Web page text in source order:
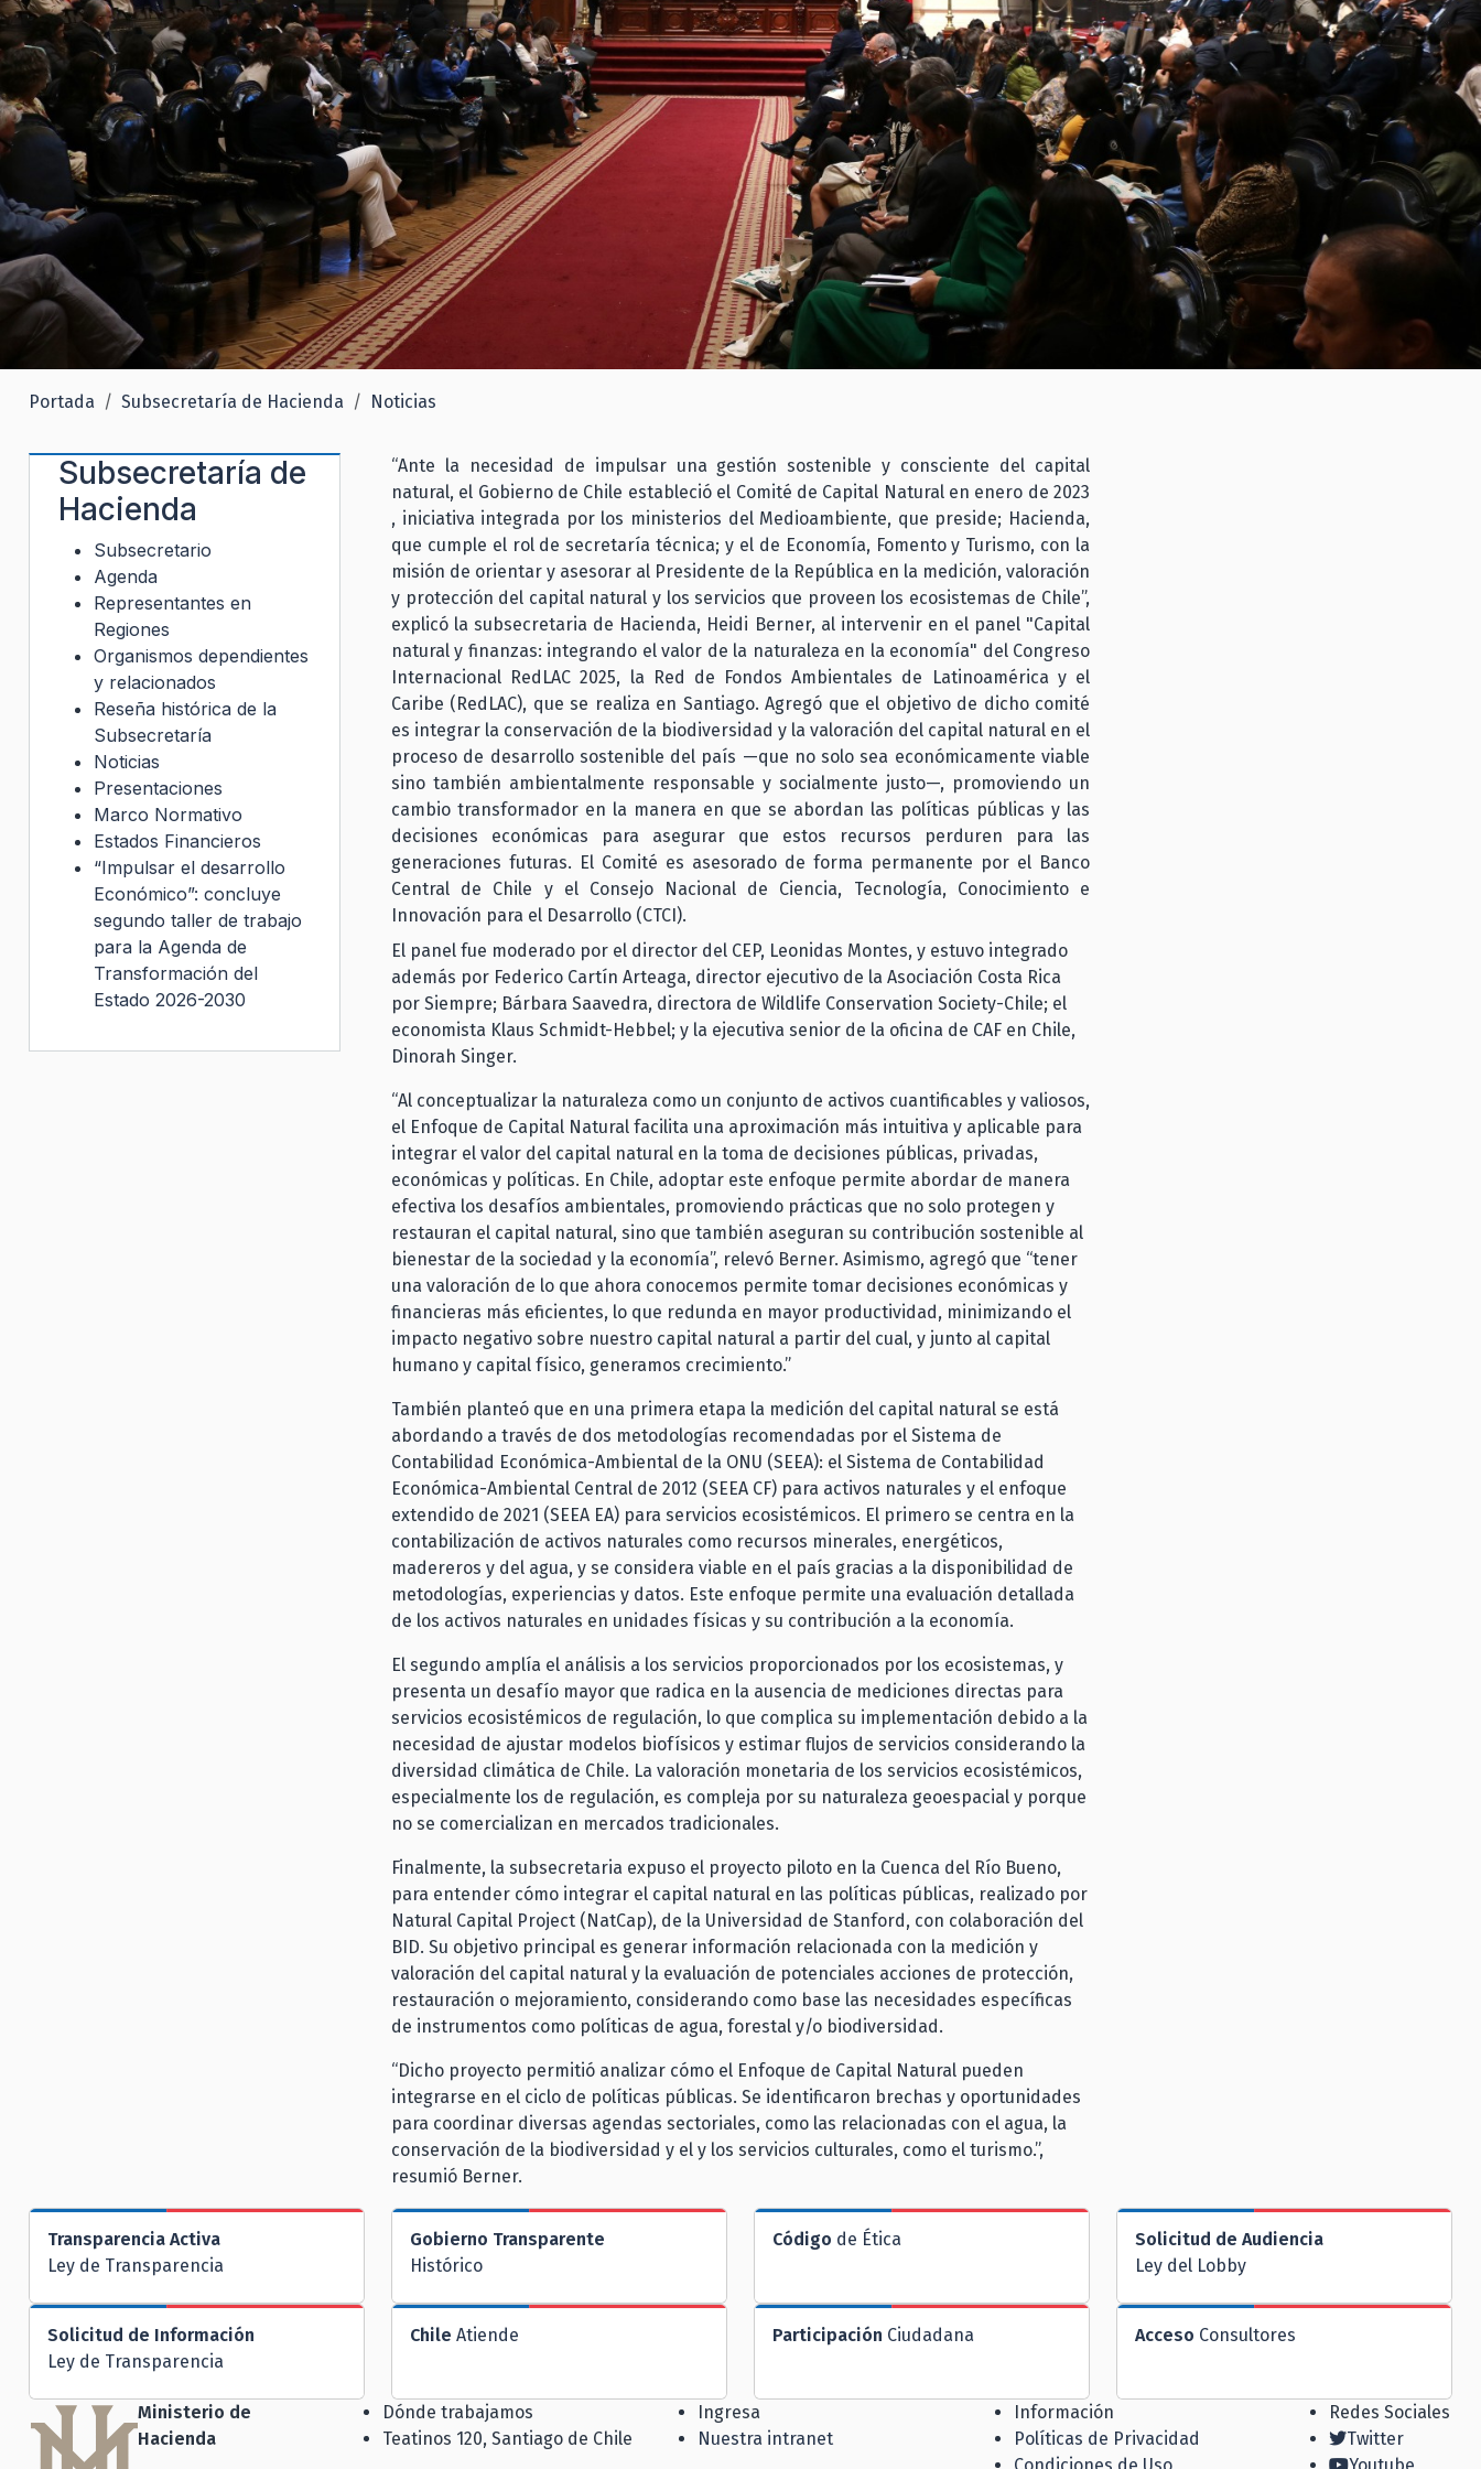
Portada Subsecretaría de Hacienda Noticias
“Ante la necesidad de impulsar una gestión sostenible y consciente del capital
natural, el Gobierno de Chile estableció el Comité de Capital Natural en enero de 2023
, iniciativa integrada por los ministerios del Medioambiente, que preside; Hacienda,
que cumple el rol de secretaría técnica; y el de Economía, Fomento y Turismo, con la
misión de orientar y asesorar al Presidente de la República en la medición, valoración
y protección del capital natural y los servicios que proveen los ecosistemas de Chile”,
explicó la subsecretaria de Hacienda, Heidi Berner, al intervenir en el panel "Capital
natural y finanzas: integrando el valor de la naturaleza en la economía" del Congreso
Internacional RedLAC 2025, la Red de Fondos Ambientales de Latinoamérica y el
Caribe (RedLAC), que se realiza en Santiago. Agregó que el objetivo de dicho comité
es integrar la conservación de la biodiversidad y la valoración del capital natural en el
proceso de desarrollo sostenible del país —que no solo sea económicamente viable
sino también ambientalmente responsable y socialmente justo—, promoviendo un
cambio transformador en la manera en que se abordan las políticas públicas y las
decisiones económicas para asegurar que estos recursos perduren para las
generaciones futuras. El Comité es asesorado de forma permanente por el Banco
Central de Chile y el Consejo Nacional de Ciencia, Tecnología, Conocimiento e
Innovación para el Desarrollo (CTCI).
El panel fue moderado por el director del CEP, Leonidas Montes, y estuvo integrado
además por Federico Cartín Arteaga, director ejecutivo de la Asociación Costa Rica
por Siempre; Bárbara Saavedra, directora de Wildlife Conservation Society-Chile; el
economista Klaus Schmidt-Hebbel; y la ejecutiva senior de la oficina de CAF en Chile,
Dinorah Singer.
“Al conceptualizar la naturaleza como un conjunto de activos cuantificables y valiosos,
el Enfoque de Capital Natural facilita una aproximación más intuitiva y aplicable para
integrar el valor del capital natural en la toma de decisiones públicas, privadas,
económicas y políticas. En Chile, adoptar este enfoque permite abordar de manera
efectiva los desafíos ambientales, promoviendo prácticas que no solo protegen y
restauran el capital natural, sino que también aseguran su contribución sostenible al
bienestar de la sociedad y la economía”, relevó Berner. Asimismo, agregó que “tener
una valoración de lo que ahora conocemos permite tomar decisiones económicas y
financieras más eficientes, lo que redunda en mayor productividad, minimizando el
impacto negativo sobre nuestro capital natural a partir del cual, y junto al capital
humano y capital físico, generamos crecimiento.”
También planteó que en una primera etapa la medición del capital natural se está
abordando a través de dos metodologías recomendadas por el Sistema de
Contabilidad Económica-Ambiental de la ONU (SEEA): el Sistema de Contabilidad
Económica-Ambiental Central de 2012 (SEEA CF) para activos naturales y el enfoque
extendido de 2021 (SEEA EA) para servicios ecosistémicos. El primero se centra en la
contabilización de activos naturales como recursos minerales, energéticos,
madereros y del agua, y se considera viable en el país gracias a la disponibilidad de
metodologías, experiencias y datos. Este enfoque permite una evaluación detallada
de los activos naturales en unidades físicas y su contribución a la economía.
El segundo amplía el análisis a los servicios proporcionados por los ecosistemas, y
presenta un desafío mayor que radica en la ausencia de mediciones directas para
servicios ecosistémicos de regulación, lo que complica su implementación debido a la
necesidad de ajustar modelos biofísicos y estimar flujos de servicios considerando la
diversidad climática de Chile. La valoración monetaria de los servicios ecosistémicos,
especialmente los de regulación, es compleja por su naturaleza geoespacial y porque
no se comercializan en mercados tradicionales.
Finalmente, la subsecretaria expuso el proyecto piloto en la Cuenca del Río Bueno,
para entender cómo integrar el capital natural en las políticas públicas, realizado por
Natural Capital Project (NatCap), de la Universidad de Stanford, con colaboración del
BID. Su objetivo principal es generar información relacionada con la medición y
valoración del capital natural y la evaluación de potenciales acciones de protección,
restauración o mejoramiento, considerando como base las necesidades específicas
de instrumentos como políticas de agua, forestal y/o biodiversidad.
“Dicho proyecto permitió analizar cómo el Enfoque de Capital Natural pueden
integrarse en el ciclo de políticas públicas. Se identificaron brechas y oportunidades
para coordinar diversas agendas sectoriales, como las relacionadas con el agua, la
conservación de la biodiversidad y el y los servicios culturales, como el turismo.”,
resumió Berner.
Subsecretaría de
Hacienda
Subsecretario
Agenda
Representantes en
Regiones
Organismos dependientes
y relacionados
Reseña histórica de la
Subsecretaría
Noticias
Presentaciones
Marco Normativo
Estados Financieros
“Impulsar el desarrollo
Económico”: concluye
segundo taller de trabajo
para la Agenda de
Transformación del
Estado 2026-2030
Transparencia Activa
Ley de Transparencia
Gobierno Transparente
Histórico
Código de Ética
Solicitud de Audiencia
Ley del Lobby
Solicitud de Información
Ley de Transparencia
Chile Atiende Participación Ciudadana Acceso Consultores
Ministerio de
Hacienda
Dónde trabajamos
Teatinos 120, Santiago de Chile
Ingresa
Nuestra intranet
Información
Políticas de Privacidad
Condiciones de Uso
Redes Sociales
Twitter
Youtube